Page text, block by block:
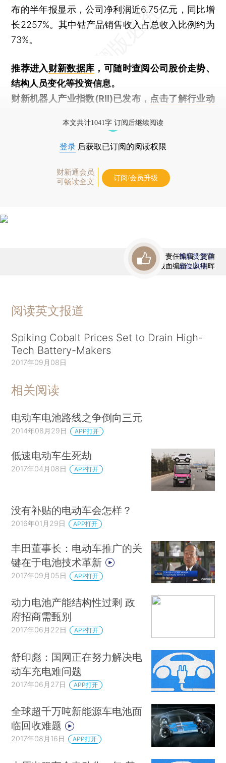
布的半年报显示，公司净利润近6.75亿元，同比增
长2257%。其中钴产品销售收入占总收入比例约为
73%。
推荐进入财新数据库 ，可随时查阅公司股价走势、
结构人员变化等投资信息。
财新机器人产业指数(RII)已发布， 点击了解行业动
本文共计1041字 订阅后继续阅读
登录 后获取已订阅的阅读权限
财新通会员
可畅读全文
订阅/会员升级
责任编辑：贺信
版面编辑：刘明晖
首席赞赏官
虚位以待
阅读英文报道
Spiking Cobalt Prices Set to Drain High-
Tech Battery-Makers
2017年09月08日
相关阅读
电动车电池路线之争倒向三元
2014年08月29日 APP打开
低速电动车生死劫
2017年04月08日 APP打开
没有补贴的电动车会怎样？
2016年01月29日 APP打开
丰田董事长：电动车推广的关
键在于电池技术革新
2017年09月05日 APP打开
动力电池产能结构性过剩 政
府招商需甄别
2017年06月22日 APP打开
舒印彪：国网正在努力解决电
动车充电难问题
2017年06月27日 APP打开
全球超千万吨新能源车电池面
临回收难题
2017年08月16日 APP打开